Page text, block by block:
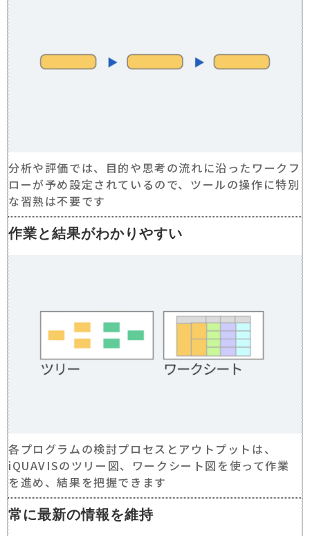
分析や評価では、目的や思考の流れに沿ったワークフ
ローが予め設定されているので、ツールの操作に特別
な習熟は不要です
作業と結果がわかりやすい
各プログラムの検討プロセスとアウトプットは、
iQUAVISのツリー図、ワークシート図を使って作業
を進め、結果を把握できます
常に最新の情報を維持